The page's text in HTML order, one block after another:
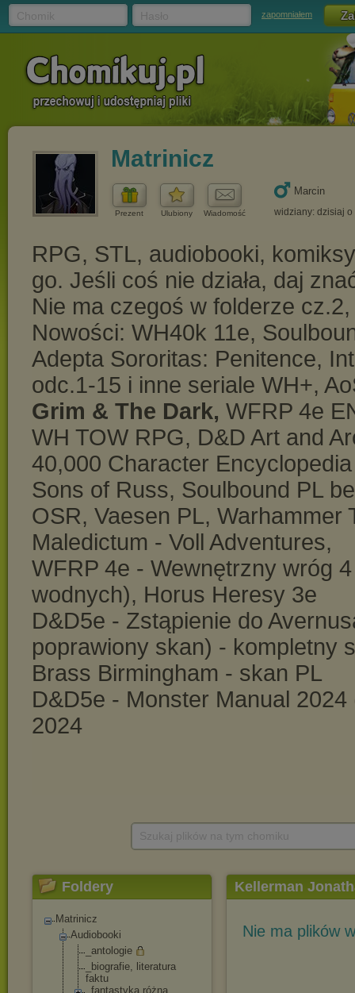
zapomniałem
Matrinicz
Prezent Ulubiony Wiadomość
Marcin
widziany: dzisiaj o
Foldery
Matrinicz
Audiobooki
_antologie
_biografie, literatura
faktu
_fantastyka różna
Kellerman
Nie ma plików